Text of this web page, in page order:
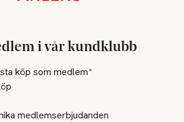
i vår kundklubb
köp som medlem*
medlemserbjudanden